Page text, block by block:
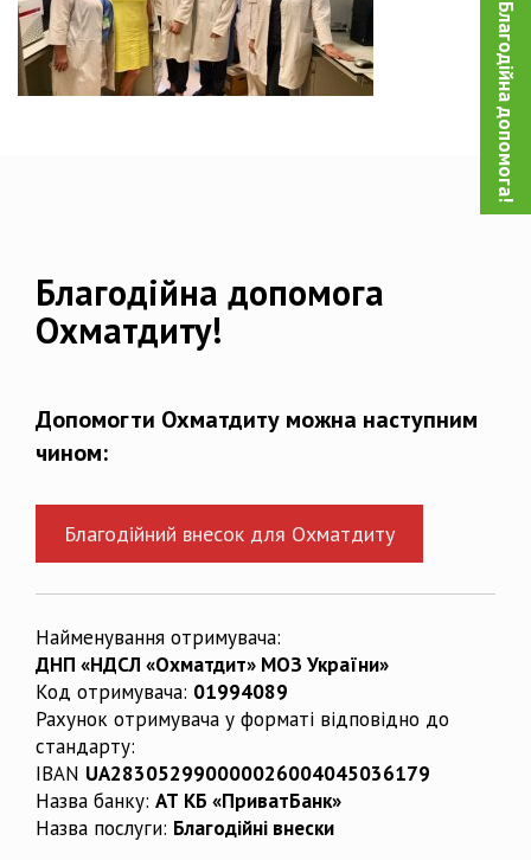
Благодійна допомога!
Благодійна допомога
Охматдиту!
Допомогти Охматдиту можна наступним
чином:
Благодійний внесок для Охматдиту
Найменування отримувача:
ДНП «НДСЛ «Охматдит» МОЗ України»
Код отримувача: 01994089
Рахунок отримувача у форматі відповідно до
стандарту:
IBAN UA283052990000026004045036179
Назва банку: АТ КБ «ПриватБанк»
Назва послуги: Благодійні внески